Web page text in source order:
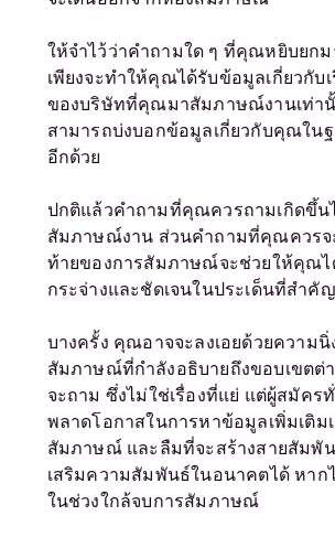
ให้จำไว้ว่าคำถามใด ๆ ที่คุณหยิบยก
เพียงจะทำให้คุณได้รับข้อมูลเกี่ยวกับเ
ของบริษัทที่คุณมาสัมภาษณ์งานเท่า
สามารถบ่งบอกข้อมูลเกี่ยวกับคุณใน
อีกด้วย
ปกติแล้วคำถามที่คุณควรถามเกิดขึ้น
สัมภาษณ์งาน ส่วนคำถามที่คุณควรจ
ท้ายของการสัมภาษณ์จะช่วยให้คุณไ
กระจ่างและชัดเจนในประเด็นที่สำคั
บางครั้ง คุณอาจจะลงเอยด้วยความนิ่
สัมภาษณ์ที่กำลังอธิบายถึงขอบเขตต่
จะถาม ซึ่งไม่ใช่เรื่องที่แย่ แต่ผู้สมัคร
พลาดโอกาสในการหาข้อมูลเพิ่มเติม
สัมภาษณ์ และลืมที่จะสร้างสายสัมพั
เสริมความสัมพันธ์ในอนาคตได้ หาก
ในช่วงใกล้จบการสัมภาษณ์